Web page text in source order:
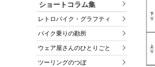
ショートコラム集
レトロバイク・グラフティ
バイク乗りの勘所
ウェア屋さんのひとりごと
ツーリングのつぼ